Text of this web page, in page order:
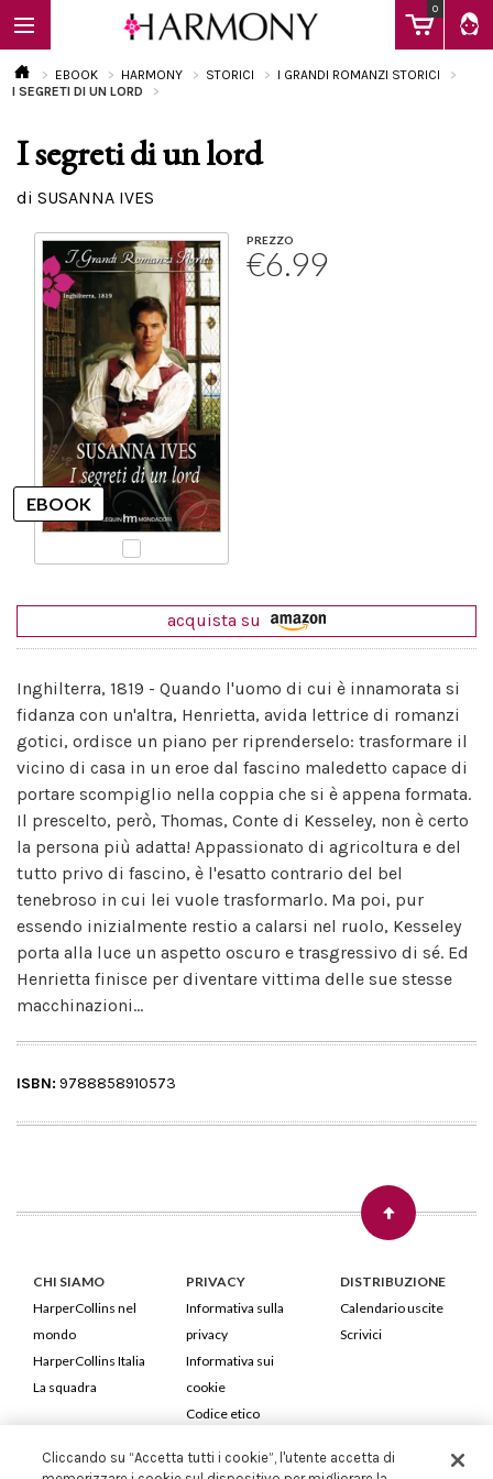
0
EBOOK
Calendario
EBOOK HARMONY STORICI
I GRANDI ROMANZI STORICI
I SEGRETI DI UN LORD
I segreti di un lord
di SUSANNA IVES
PREZZO
€6.99
acquista su
Inghilterra, 1819 - Quando l'uomo di cui è innamorata si
fidanza con un'altra, Henrietta, avida lettrice di romanzi
gotici, ordisce un piano per riprenderselo: trasformare il
vicino di casa in un eroe dal fascino maledetto capace di
portare scompiglio nella coppia che si è appena formata.
Il prescelto, però, Thomas, Conte di Kesseley, non è certo
la persona più adatta! Appassionato di agricoltura e del
tutto privo di fascino, è l'esatto contrario del bel
tenebroso in cui lei vuole trasformarlo. Ma poi, pur
essendo inizialmente restio a calarsi nel ruolo, Kesseley
porta alla luce un aspetto oscuro e trasgressivo di sé. Ed
Henrietta finisce per diventare vittima delle sue stesse
macchinazioni...
ISBN: 9788858910573
CHI SIAMO
HarperCollins nel
mondo
HarperCollins Italia
La squadra
PRIVACY
Informativa sulla
privacy
Informativa sui
cookie
Codice etico
DISTRIBUZIONE
Calendario uscite
Scrivici
HarperCollins Italia S.p.A. Viale Monte Nero, 84 - 20135 Milano
Cliccando su “Accetta tutti i cookie”, l'utente accetta di